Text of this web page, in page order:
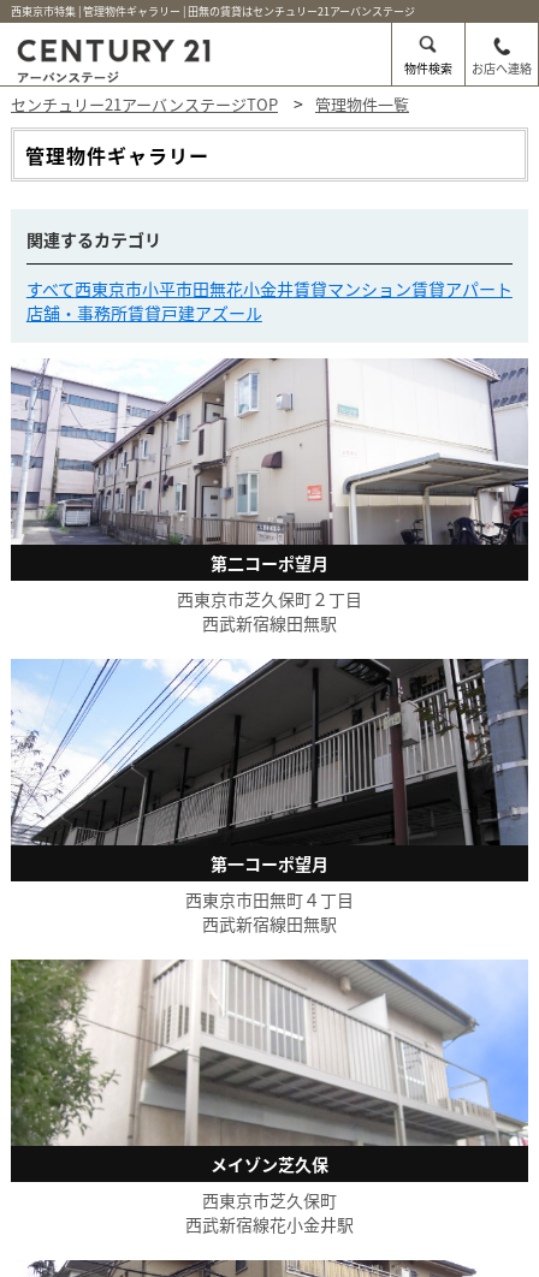
西東京市特集 | 管理物件ギャラリー | 田無の賃貸はセンチュリー21アーバンステージ
物件検索 お店へ連絡
センチュリー21アーバンステージTOP 管理物件一覧
管理物件ギャラリー
関連するカテゴリ
すべて西東京市小平市田無花小金井賃貸マンション賃貸アパート
店舗・事務所賃貸戸建アズール
第二コーポ望月
西東京市芝久保町２丁目
西武新宿線田無駅
第一コーポ望月
西東京市田無町４丁目
西武新宿線田無駅
メイゾン芝久保
西東京市芝久保町
西武新宿線花小金井駅